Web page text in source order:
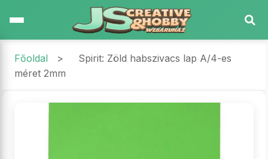
Főoldal >
Spirit: Zöld habszivacs lap A/4-es
méret 2mm